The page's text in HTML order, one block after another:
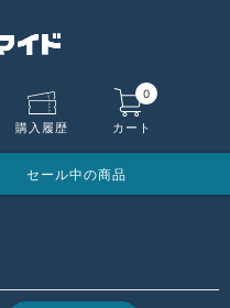
購入履歴 カート
0
セール中の商品